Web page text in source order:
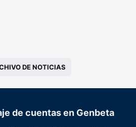
DE NOTICIAS
de cuentas en Genbeta